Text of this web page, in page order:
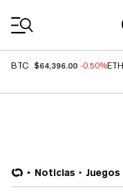
BTC $64,396.00 -0.50%ETH
Noticias Juegos